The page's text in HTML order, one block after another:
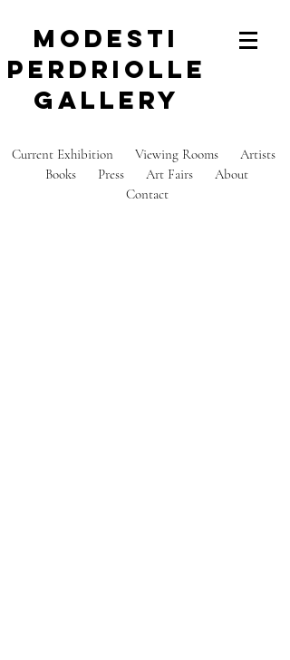
modesti
perdriolle
gallery
Current Exhibition Viewing Rooms
Artists
Books
Press Art Fairs About
Contact